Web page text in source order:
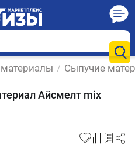
/ Сыпучие
Айсмелт mix